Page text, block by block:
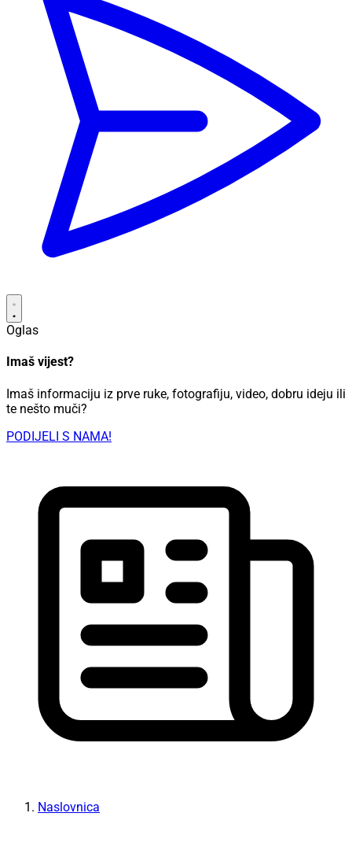
Oglas
Imaš vijest?
Imaš informaciju iz prve ruke, fotografiju, video, dobru ideju ili
te nešto muči?
PODIJELI S NAMA!
Naslovnica